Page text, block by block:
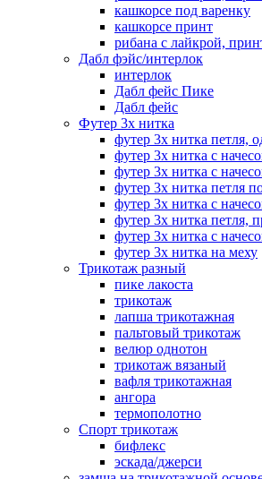
кашкорсе под варенку
кашкорсе принт
рибана с лайкрой,
Дабл фэйс/интерлок
интерлок
Дабл фейс Пике
Дабл фейс
Футер 3х нитка
футер 3х нитка петля,
футер 3х нитка с
футер 3х нитка с
футер 3х нитка петля
футер 3х нитка с
футер 3х нитка петля,
футер 3х нитка с
футер 3х нитка на меху
Трикотаж разный
пике лакоста
трикотаж
лапша трикотажная
пальтовый трикотаж
велюр однотон
трикотаж вязаный
вафля трикотажная
ангора
термополотно
Спорт трикотаж
бифлекс
эскада/джерси